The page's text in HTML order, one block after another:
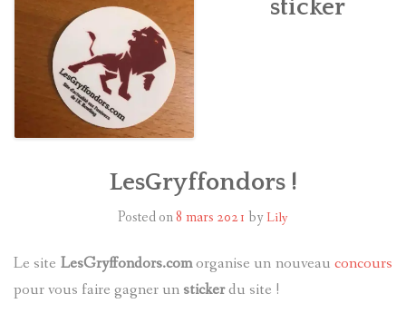
HARRY POTTER
LES ACTEURS
J.K. ROWLING
PRODUITS DÉRIVÉS
sticker
LesGryffondors !
Posted on8 mars 2021 by Lily
Le site LesGryffondors.comorganise un nouveauconcours
pour vous faire gagner unstickerdu site !